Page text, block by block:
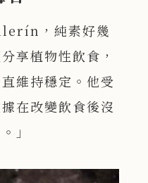
，純素好幾
享植物性飲食，
維持穩定。他受
在改變飲食後沒
」